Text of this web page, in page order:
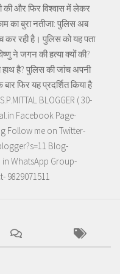
की और फिर विश्वास में लेकर
का बुरा नतीजा: पुलिस अब
कर रही है। पुलिस को यह पता
ने जगन की हत्या क्यों की?
हाथ है? पुलिस की जांच अपनी
फिर यह प्रदर्शित किया है
BLOGGER ( 30-
Facebook Page-
Follow me on Twitter-
Blog-
WhatsApp Group-
9829071511